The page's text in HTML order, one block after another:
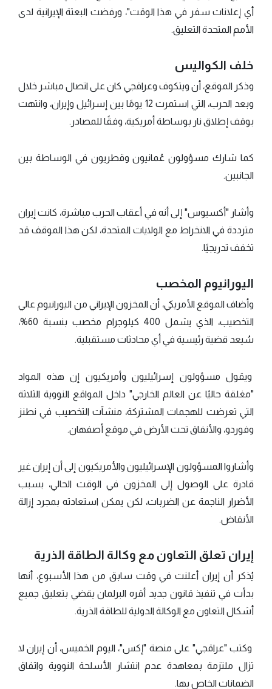
أي إعلانات سفر في هذا الوقت"، ورفضت البعثة الإيرانية لدى
الأمم المتحدة التعليق.
خلف الكواليس
وذكر الموقع، أن ويتكوف وعراقجي كان على اتصال مباشر خلال
وبعد الحرب، التي استمرت 12 يومًا بين إسرائيل وإيران، وانتهت
بوقف إطلاق نار بوساطة أمريكية، وفقًا للمصادر.
كما شارك مسؤولون عُمانيون وقطريون في الوساطة بين
الجانبين.
وأشار "أكسيوس" إلى أنه في أعقاب الحرب مباشرة، كانت إيران
مترددة في الانخراط مع الولايات المتحدة، لكن هذا الموقف قد
تخفف تدريجيًا.
اليورانيوم المخصب
وأضاف الموقع الأمريكي، أن المخزون الإيراني من اليورانيوم عالي
التخصيب، الذي يشمل 400 كيلوجرام مخصب بنسبة 60%،
سُيعد قضية رئيسية في أي محادثات مستقبلية.
ويقول مسؤولون إسرائيليون وأمريكيون إن هذه المواد
"مغلقة حاليًا عن العالم الخارجي" داخل المواقع النووية الثلاثة
التي تعرضت للهجمات المشتركة، منشآت التخصيب في نطنز
وفوردو، والأنفاق تحت الأرض في موقع أصفهان.
وأشاروا المسؤولون الإسرائيليون والأمريكيون إلى أن إيران غير
قادرة على الوصول إلى المخزون في الوقت الحالي، بسبب
الأضرار الناجمة عن الضربات، لكن يمكن استعادته بمجرد إزالة
الأنقاض.
إيران تعلق التعاون مع وكالة الطاقة الذرية
يُذكر أن إيران أعلنت في وقت سابق من هذا الأسبوع، أنها
بدأت في تنفيذ قانون جديد أقره البرلمان يقضي بتعليق جميع
أشكال التعاون مع الوكالة الدولية للطاقة الذرية.
وكتب "عراقجي" على منصة "إكس"، اليوم الخميس، أن إيران لا
تزال ملتزمة بمعاهدة عدم انتشار الأسلحة النووية واتفاق
الضمانات الخاص بها.